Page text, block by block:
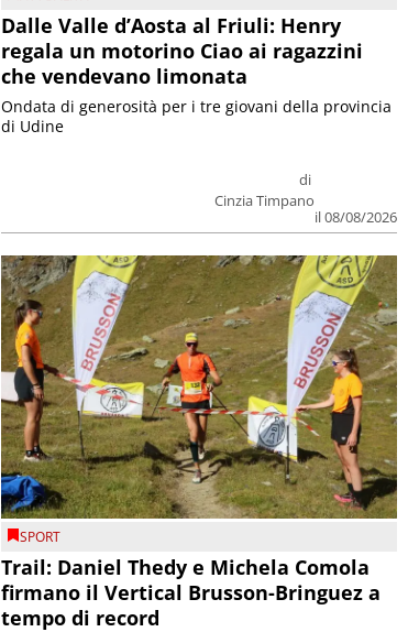
Dalle Valle d’Aosta al Friuli: Henry
regala un motorino Ciao ai ragazzini
che vendevano limonata
di
Cinzia Timpano
il 08/08/2026
Ondata di generosità per i tre giovani della provincia
di Udine
SPORT
Trail: Daniel Thedy e Michela Comola
firmano il Vertical Brusson-Bringuez a
tempo di record